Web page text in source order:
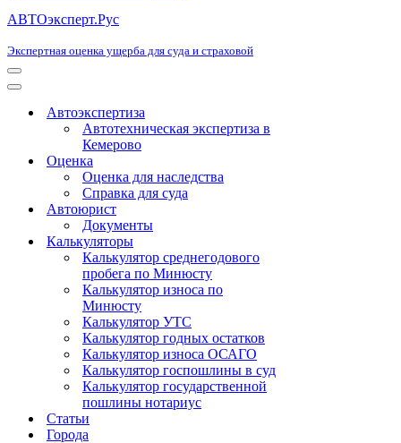
АВТОэксперт.Рус
Экспертная оценка ущерба для суда и страховой
Меню
навигации
Меню
навигацииАвтоэкспертиза
Автотехническая экспертиза в
Кемерово
Оценка
Оценка для наследства
Справка для суда
Автоюрист
Документы
Калькуляторы
Калькулятор среднегодового
пробега по Минюсту
Калькулятор износа по
Минюсту
Калькулятор УТС
Калькулятор годных остатков
Калькулятор износа ОСАГО
Калькулятор госпошлины в суд
Калькулятор государственной
пошлины нотариус
Статьи
Города